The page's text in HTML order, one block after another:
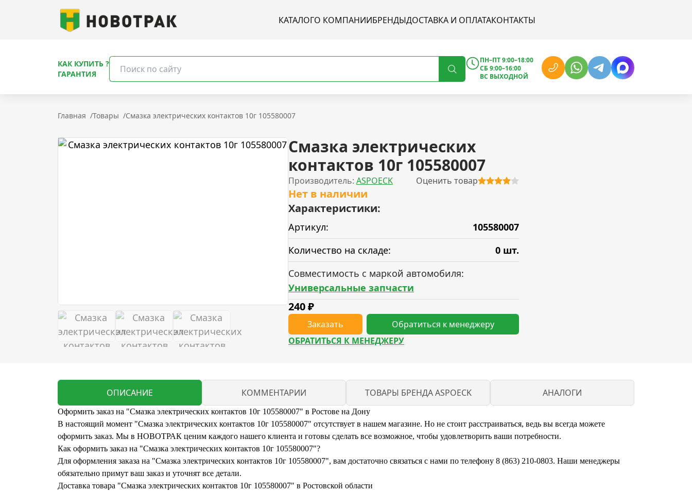
КАТАЛОГО КОМПАНИИБРЕНДЫДОСТАВКА И ОПЛАТАКОНТАКТЫ
КАК КУПИТЬ ?
ГАРАНТИЯ
ПН–ПТ 9:00–18:00
СБ 9:00–16:00
ВС ВЫХОДНОЙ
Главная /Товары /Смазка электрических контактов 10г 105580007
Смазка электрических
контактов 10г 105580007
Производитель: ASPOECK Оценить товар
Нет в наличии
Характеристики:
Артикул:
105580007
Количество на складе:
0 шт.
Совместимость с маркой автомобиля:
Универсальные запчасти
240₽
Заказать
Обратиться к менеджеру
ОБРАТИТЬСЯ К МЕНЕДЖЕРУ
ОПИСАНИЕ КОММЕНТАРИИ ТОВАРЫ БРЕНДА ASPOECK АНАЛОГИ
Оформить заказ на "Смазка электрических контактов 10г 105580007" в Ростове на Дону
В настоящий момент "Смазка электрических контактов 10г 105580007" отсутствует в нашем магазине. Но не стоит расстраиваться, ведь вы всегда можете
оформить заказ. Мы в НОВОТРАК ценим каждого нашего клиента и готовы сделать все возможное, чтобы удовлетворить ваши потребности.
Как оформить заказ на "Смазка электрических контактов 10г 105580007"?
Для оформления заказа на "Смазка электрических контактов 10г 105580007", вам достаточно связаться с нами по телефону 8 (863) 210-0803. Наши менеджеры
обязательно примут ваш заказ и уточнят все детали.
Доставка товара "Смазка электрических контактов 10г 105580007" в Ростовской области